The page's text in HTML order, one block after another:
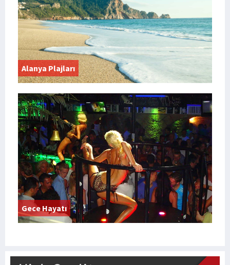
Alanya Plajları
Gece Hayatı